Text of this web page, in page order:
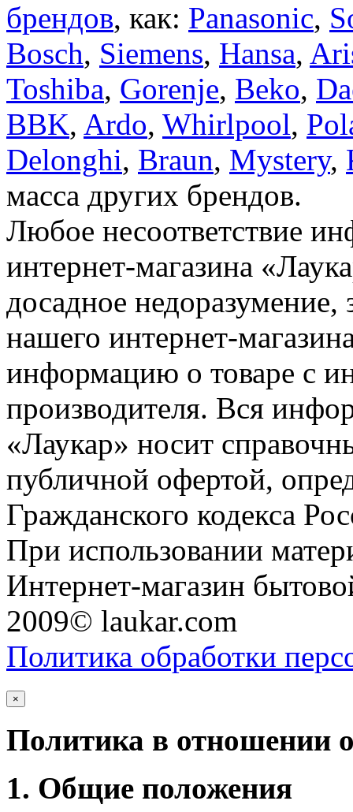
брендов, как: Panasonic,
Bosch, Siemens, Hansa,
Toshiba, Gorenje, Beko,
BBK, Ardo, Whirlpool,
Delonghi, Braun, Mystery,
масса других брендов.
Любое несоответствие
интернет-магазина
досадное недоразумение,
нашего интернет-
информацию о товаре с
производителя. Вся
«Лаукар» носит
публичной офертой,
Гражданского кодекса
При использовании
Интернет-магазин
2009© laukar.com
Политика обработки
×
Политика в отношении
1. Общие положения